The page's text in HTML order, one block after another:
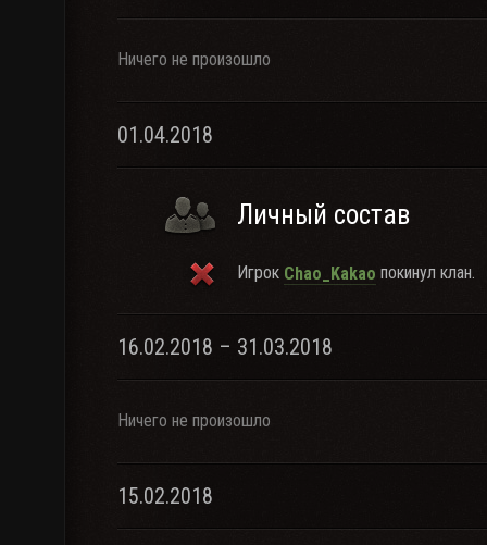
Ничего не произошло
01.04.2018
Личный состав
Игрок Chao_Kakao покинул клан.
16.02.2018 – 31.03.2018
Ничего не произошло
15.02.2018